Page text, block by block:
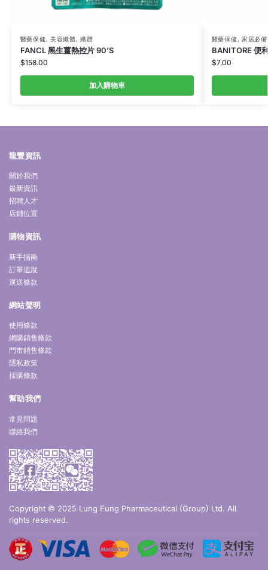
醫藥保健, 美容纖體,纖體
FANCL 黑生薑熱控片 90’S
$158.00
加入購物車
醫藥保健, 家居必備
BANITORE 便
$7.00
龍豐資訊
關於我們
最新資訊
招聘人才
店鋪位置
購物資訊
新手指南
訂單追蹤
運送條款
網站聲明
使用條款
網購銷售條款
門市銷售條款
隱私政策
採購條款
幫助我們
常見問題
聯絡我們
Copyright © 2025 Lung Fung Pharmaceutical (Group) Ltd. All
rights reserved.